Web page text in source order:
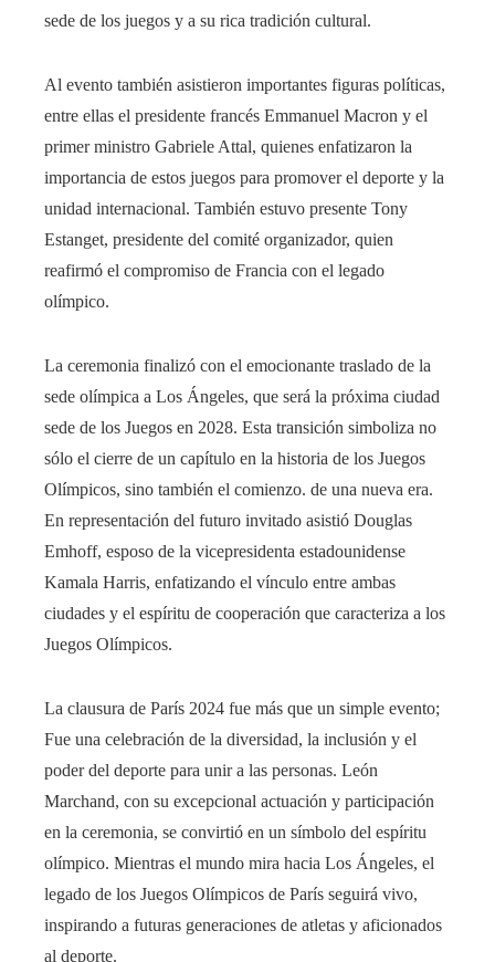
sede de los juegos y a su rica tradición cultural.
Al evento también asistieron importantes figuras políticas,
entre ellas el presidente francés Emmanuel Macron y el
primer ministro Gabriele Attal, quienes enfatizaron la
importancia de estos juegos para promover el deporte y la
unidad internacional. También estuvo presente Tony
Estanget, presidente del comité organizador, quien
reafirmó el compromiso de Francia con el legado
olímpico.
La ceremonia finalizó con el emocionante traslado de la
sede olímpica a Los Ángeles, que será la próxima ciudad
sede de los Juegos en 2028. Esta transición simboliza no
sólo el cierre de un capítulo en la historia de los Juegos
Olímpicos, sino también el comienzo. de una nueva era.
En representación del futuro invitado asistió Douglas
Emhoff, esposo de la vicepresidenta estadounidense
Kamala Harris, enfatizando el vínculo entre ambas
ciudades y el espíritu de cooperación que caracteriza a los
Juegos Olímpicos.
La clausura de París 2024 fue más que un simple evento;
Fue una celebración de la diversidad, la inclusión y el
poder del deporte para unir a las personas. León
Marchand, con su excepcional actuación y participación
en la ceremonia, se convirtió en un símbolo del espíritu
olímpico. Mientras el mundo mira hacia Los Ángeles, el
legado de los Juegos Olímpicos de París seguirá vivo,
inspirando a futuras generaciones de atletas y aficionados
al deporte.